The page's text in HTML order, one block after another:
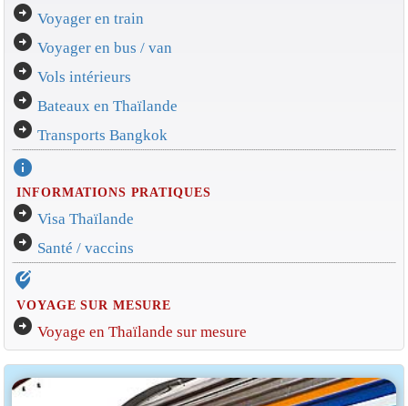
arrow_circle_right Voyager en train
arrow_circle_right Voyager en bus / van
arrow_circle_right Vols intérieurs
arrow_circle_right Bateaux en Thaïlande
arrow_circle_right Transports Bangkok
info
INFORMATIONS PRATIQUES
arrow_circle_right Visa Thaïlande
arrow_circle_right Santé / vaccins
edit_location_alt
VOYAGE SUR MESURE
arrow_circle_right Voyage en Thaïlande sur mesure